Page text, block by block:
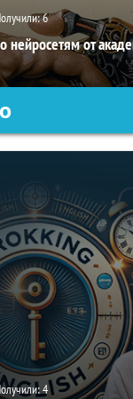
6
нейросетям от
4